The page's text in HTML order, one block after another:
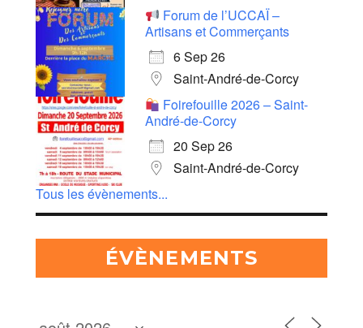
Forum de l’UCCAÏ –
Artisans et Commerçants
6 Sep 26
Saint-André-de-Corcy
Foirefouille 2026 – Saint-
André-de-Corcy
20 Sep 26
Saint-André-de-Corcy
Tous les évènements...
ÉVÈNEMENTS